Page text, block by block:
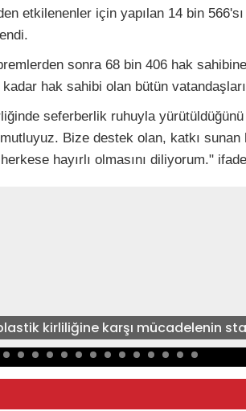
etkilenenler için yapılan 14 bin
sonra 68 bin 406 hak
hak sahibi olan bütün
seferberlik ruhuyla
Bize destek olan, katkı
hayırlı olmasını diliyorum."
kirliliğine karşı mücadelenin